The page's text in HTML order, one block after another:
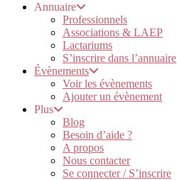
Annuaire
Professionnels
Associations & LAEP
Lactariums
S’inscrire dans l’annuaire
Évènements
Voir les évènements
Ajouter un évènement
Plus
Blog
Besoin d’aide ?
A propos
Nous contacter
Se connecter / S’inscrire